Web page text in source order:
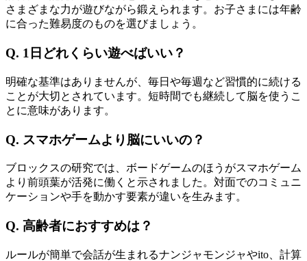
さまざまな力が遊びながら鍛えられます。お子さまには年齢
に合った難易度のものを選びましょう。
Q. 1日どれくらい遊べばいい？
明確な基準はありませんが、毎日や毎週など習慣的に続ける
ことが大切とされています。短時間でも継続して脳を使うこ
とに意味があります。
Q. スマホゲームより脳にいいの？
ブロックスの研究では、ボードゲームのほうがスマホゲーム
より前頭葉が活発に働くと示されました。対面でのコミュニ
ケーションや手を動かす要素が違いを生みます。
Q. 高齢者におすすめは？
ルールが簡単で会話が生まれるナンジャモンジャやito、計算